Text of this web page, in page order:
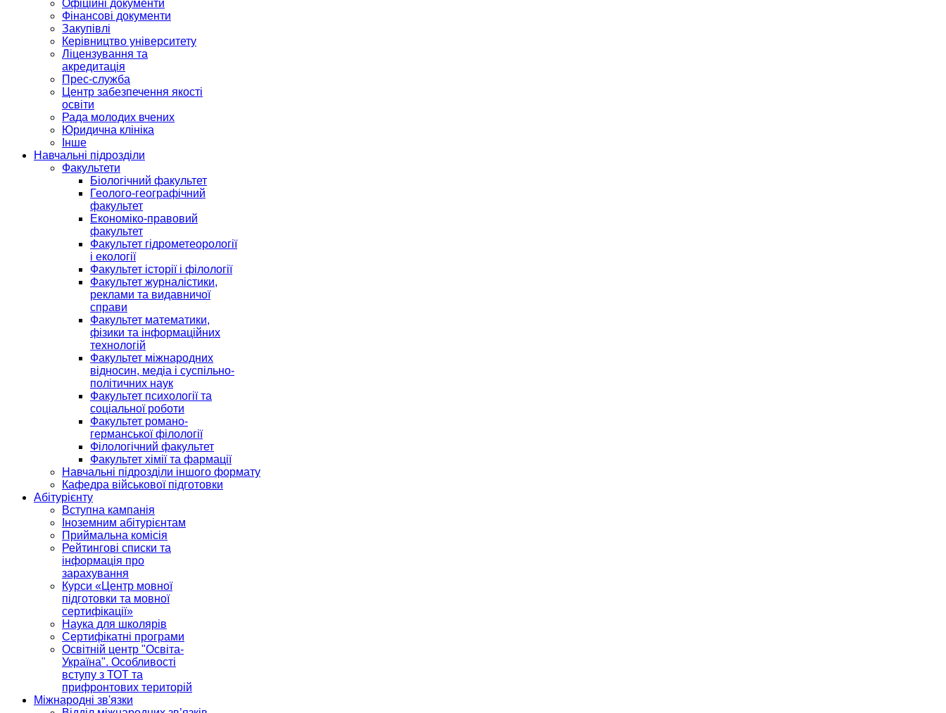
Офіційні документи
Фінансові документи
Закупівлі
Керівництво університету
Ліцензування та
акредитація
Прес-служба
Центр забезпечення якості
освіти
Рада молодих вчених
Юридична клініка
Інше
Навчальні підрозділи
Факультети
Біологічний факультет
Геолого-географічний
факультет
Економіко-правовий
факультет
Факультет гідрометеорології
і екології
Факультет історії і філології
Факультет журналістики,
реклами та видавничої
справи
Факультет математики,
фізики та інформаційних
технологій
Факультет міжнародних
відносин, медіа і суспільно-
політичних наук
Факультет психології та
соціальної роботи
Факультет романо-
германської філології
Філологічний факультет
Факультет хімії та фармації
Навчальні підрозділи іншого формату
Кафедра військової підготовки
Абітурієнту
Вступна кампанія
Іноземним абітурієнтам
Приймальна комісія
Рейтингові списки та
інформація про
зарахування
Курси «Центр мовної
підготовки та мовної
сертифікації»
Наука для школярів
Сертифікатні програми
Освітній центр "Освіта-
Україна". Особливості
вступу з ТОТ та
прифронтових територій
Міжнародні зв'язки